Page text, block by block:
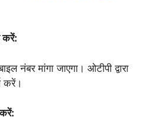
करें:
नंबर मांगा जाएगा। ओटीपी द्वारा
करें।